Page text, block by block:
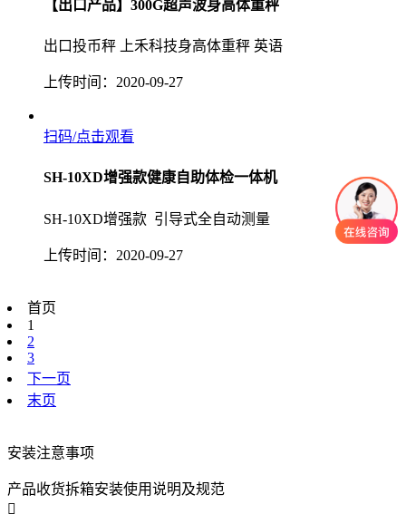
【出口产品】300G超声波身高体重秤
出口投币秤 上禾科技身高体重秤 英语
上传时间：2020-09-27
扫码/点击观看
SH-10XD增强款健康自助体检一体机
SH-10XD增强款 引导式全自动测量
上传时间：2020-09-27
首页
1
2
3
下一页
末页
安装注意事项
产品收货拆箱安装使用说明及规范
